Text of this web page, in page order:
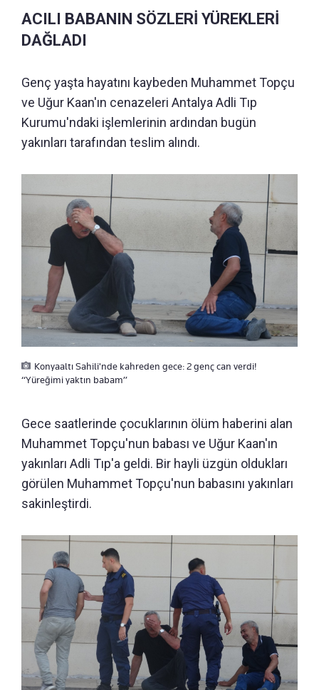
ACILI BABANIN SÖZLERİ YÜREKLERİ
DAĞLADI
Genç yaşta hayatını kaybeden Muhammet Topçu
ve Uğur Kaan'ın cenazeleri Antalya Adli Tıp
Kurumu'ndaki işlemlerinin ardından bugün
yakınları tarafından teslim alındı.
Konyaaltı Sahili'nde kahreden gece: 2 genç can verdi!
“Yüreğimi yaktın babam”
Gece saatlerinde çocuklarının ölüm haberini alan
Muhammet Topçu'nun babası ve Uğur Kaan'ın
yakınları Adli Tıp'a geldi. Bir hayli üzgün oldukları
görülen Muhammet Topçu'nun babasını yakınları
sakinleştirdi.